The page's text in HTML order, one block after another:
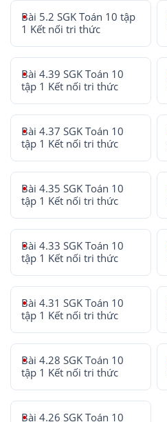
Bài 5.2 SGK Toán 10 tập
1 Kết nối tri thức
Bài 4.39 SGK Toán 10
tập 1 Kết nối tri thức
Bài 4.37 SGK Toán 10
tập 1 Kết nối tri thức
Bài 4.35 SGK Toán 10
tập 1 Kết nối tri thức
Bài 4.33 SGK Toán 10
tập 1 Kết nối tri thức
Bài 4.31 SGK Toán 10
tập 1 Kết nối tri thức
Bài 4.28 SGK Toán 10
tập 1 Kết nối tri thức
Bài 4.26 SGK Toán 10